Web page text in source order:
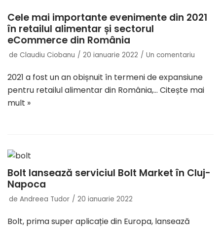
Cele mai importante evenimente din 2021
în retailul alimentar și sectorul
eCommerce din România
de Claudiu Ciobanu 20 ianuarie 2022 Un comentariu
2021 a fost un an obișnuit în termeni de expansiune
pentru retailul alimentar din România,… Citește mai
mult »
Bolt lansează serviciul Bolt Market în Cluj-
Napoca
de Andreea Tudor 20 ianuarie 2022
Bolt, prima super aplicație din Europa, lansează